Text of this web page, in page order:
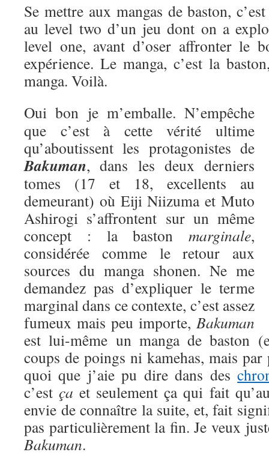
Se mettre aux mangas de baston,
au level two d’un jeu dont on a
level one, avant d’oser affronter le
expérience. Le manga, c’est la
manga. Voilà.
Oui bon je m’emballe. N’empêche
que c’est à cette vérité ultime
qu’aboutissent les protagonistes de
Bakuman, dans les deux derniers
tomes (17 et 18, excellents au
demeurant) où Eiji Niizuma et Muto
Ashirogi s’affrontent sur un même
concept : la baston marginale,
considérée comme le retour aux
sources du manga shonen. Ne me
demandez pas d’expliquer le terme
marginal dans ce contexte, c’est assez
fumeux mais peu importe, Bakuman
est lui-même un manga de baston
coups de poings ni kamehas, mais
quoi que j’aie pu dire dans des
c’estça et seulement ça qui fait
envie de connaître la suite, et, fait
pas particulièrement la fin. Je veux
Bakuman.